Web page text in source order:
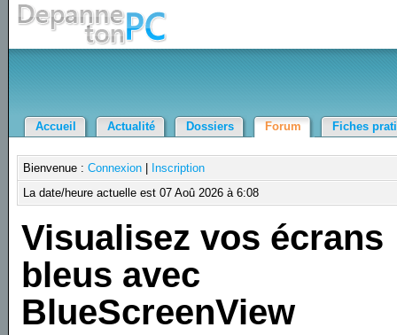
Accueil Actualité Dossiers Forum Fiches
Bienvenue :Connexion
Inscription
La date/heure actuelle est 07 Aoû 2026 à 6:08
Visualisez vos écrans
bleus avec
BlueScreenView